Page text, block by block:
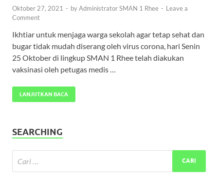
Oktober 27, 2021 - byAdministrator SMAN 1 Rhee - Leave a
Comment
Ikhtiar untuk menjaga warga sekolah agar tetap sehat dan
bugar tidak mudah diserang oleh virus corona, hari Senin
25 Oktober di lingkup SMAN 1 Rhee telah diakukan
vaksinasi oleh petugas medis …
LANJUTKAN BACA
SEARCHING